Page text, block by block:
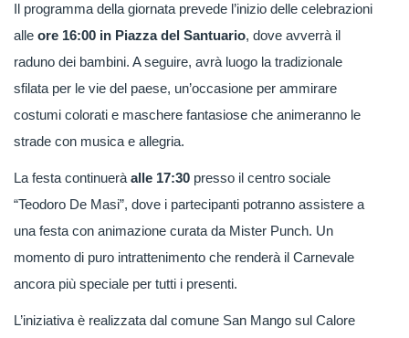
Il programma della giornata prevede l’inizio delle celebrazioni
alle ore 16:00 in Piazza del Santuario, dove avverrà il
raduno dei bambini. A seguire, avrà luogo la tradizionale
sfilata per le vie del paese, un’occasione per ammirare
costumi colorati e maschere fantasiose che animeranno le
strade con musica e allegria.
La festa continuerà alle 17:30 presso il centro sociale
“Teodoro De Masi”, dove i partecipanti potranno assistere a
una festa con animazione curata da Mister Punch. Un
momento di puro intrattenimento che renderà il Carnevale
ancora più speciale per tutti i presenti.
L’iniziativa è realizzata dal comune San Mango sul Calore